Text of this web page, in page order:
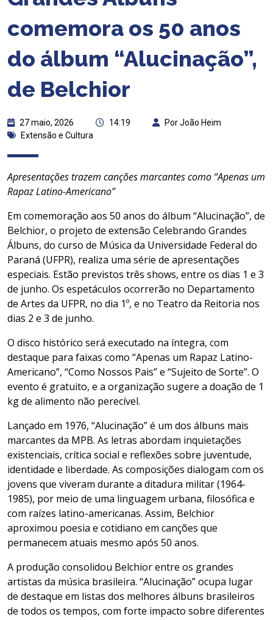
comemora os 50 anos
do álbum “Alucinação”,
de Belchior
27 maio, 2026 14:19
Por João Heim
Extensão e Cultura
Apresentações trazem canções marcantes como “Apenas um
Rapaz Latino-Americano”
Em comemoração aos 50 anos do álbum “Alucinação”, de
Belchior, o projeto de extensão Celebrando Grandes
Álbuns, do curso de Música da Universidade Federal do
Paraná (UFPR), realiza uma série de apresentações
especiais. Estão previstos três shows, entre os dias 1 e 3
de junho. Os espetáculos ocorrerão no Departamento
de Artes da UFPR, no dia 1º, e no Teatro da Reitoria nos
dias 2 e 3 de junho.
O disco histórico será executado na íntegra, com
destaque para faixas como “Apenas um Rapaz Latino-
Americano”, “Como Nossos Pais” e “Sujeito de Sorte”. O
evento é gratuito, e a organização sugere a doação de 1
kg de alimento não perecível.
Lançado em 1976, “Alucinação” é um dos álbuns mais
marcantes da MPB. As letras abordam inquietações
existenciais, crítica social e reflexões sobre juventude,
identidade e liberdade. As composições dialogam com os
jovens que viveram durante a ditadura militar (1964-
1985), por meio de uma linguagem urbana, filosófica e
com raízes latino-americanas. Assim, Belchior
aproximou poesia e cotidiano em canções que
permanecem atuais mesmo após 50 anos.
A produção consolidou Belchior entre os grandes
artistas da música brasileira. “Alucinação” ocupa lugar
de destaque em listas dos melhores álbuns brasileiros
de todos os tempos, com forte impacto sobre diferentes